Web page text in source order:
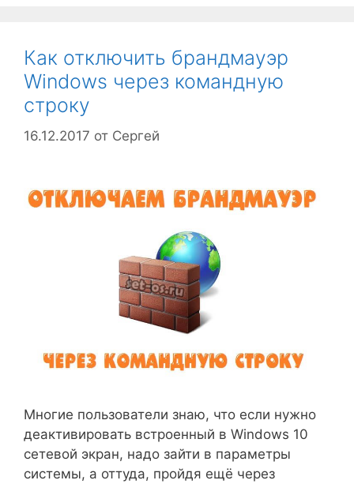
Как отключить брандмауэр
Windows через командную
строку
16.12.2017 от Сергей
Многие пользователи знаю, что если нужно
деактивировать встроенный в Windows 10
сетевой экран, надо зайти в параметры
системы, а оттуда, пройдя ещё через